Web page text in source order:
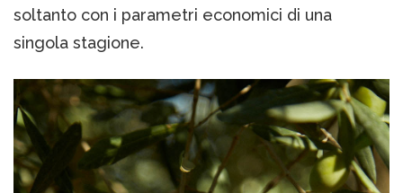
soltanto con i parametri economici di una
singola stagione.